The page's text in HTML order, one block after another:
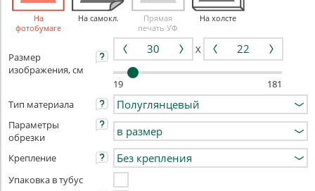
На
фотобумаге
На самокл.
Прямая
печать УФ
На холсте
Размер
изображения, см
X
19
181
Тип материала
Параметры
обрезки
Крепление
Упаковка в тубус